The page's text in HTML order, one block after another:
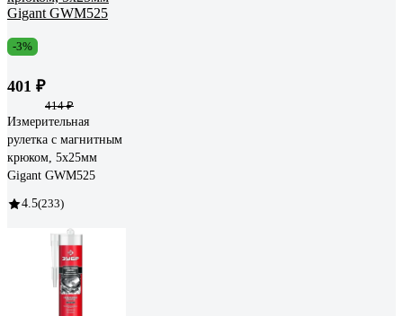
-3%
401 ₽
414 ₽
Измерительная
рулетка с магнитным
крюком, 5x25мм
Gigant GWM525
4.5(233)